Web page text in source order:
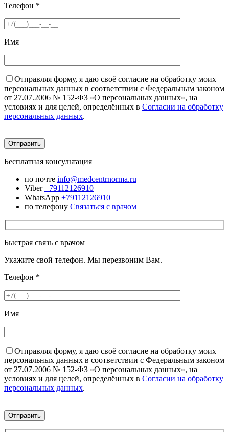
Телефон *
Имя
Отправляя форму, я даю своё согласие на обработку моих
персональных данных в соответствии с Федеральным законом
от 27.07.2006 № 152-ФЗ «О персональных данных», на
условиях и для целей, определённых в Согласии на обработку
персональных данных.
Бесплатная консультация
по почте info@medcentrnorma.ru
Viber +79112126910
WhatsApp +79112126910
по телефону Связаться с врачом
Быстрая связь с врачом
Укажите свой телефон. Мы перезвоним Вам.
Телефон *
Имя
Отправляя форму, я даю своё согласие на обработку моих
персональных данных в соответствии с Федеральным законом
от 27.07.2006 № 152-ФЗ «О персональных данных», на
условиях и для целей, определённых в Согласии на обработку
персональных данных.